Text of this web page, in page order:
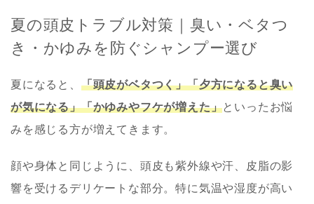
夏の頭皮トラブル対策｜臭い・ベタつ
き・かゆみを防ぐシャンプー選び
夏になると、 「頭皮がベタつく」「夕方になると臭い
が気になる」「かゆみやフケが増えた」といったお悩
みを感じる方が増えてきます。
顔や身体と同じように、頭皮も紫外線や汗、皮脂の影
響を受けるデリケートな部分。特に気温や湿度が高い